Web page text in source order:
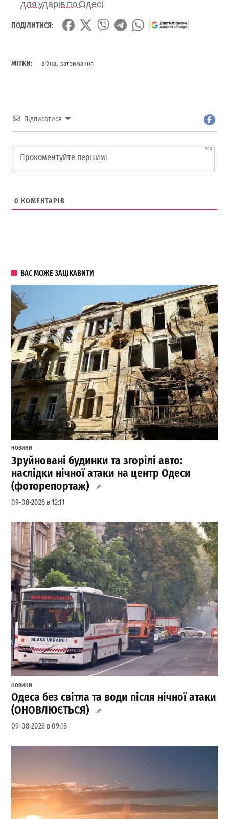
для ударів по Одесі
ПОДІЛИТИСЯ:
МІТКИ: війна,затримання
Підписатися
500
0 КОМЕНТАРІВ
ВАС МОЖЕ ЗАЦІКАВИТИ
НОВИНИ
Зруйновані будинки та згорілі авто:
наслідки нічної атаки на центр Одеси
(фоторепортаж)
09-08-2026 в 12:11
НОВИНИ
Одеса без світла та води після нічної атаки
(ОНОВЛЮЄТЬСЯ)
09-08-2026 в 09:18